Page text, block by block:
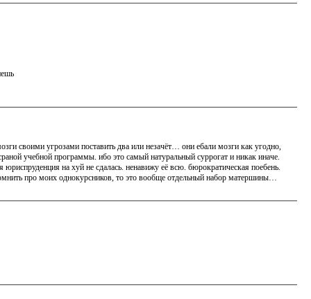
своими угрозами поставить два или незачёт… они ебали мозги как угодно,
учебной программы. ибо это самый натуральный суррогат и никак иначе.
юриспруденция на хуй не сдалась. ненавижу её всю. бюрократическая поебень.
про моих однокурсников, то это вообще отдельный набор матершины…